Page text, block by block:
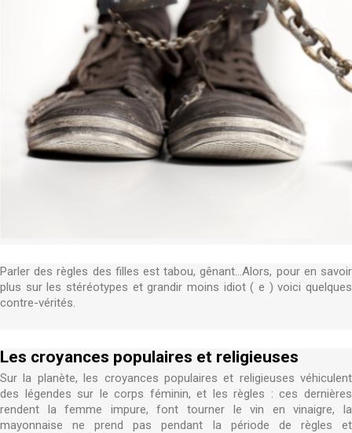
Parler des règles des filles est tabou, gênant...Alors, pour en savoir
plus sur les stéréotypes et grandir moins idiot ( e ) voici quelques
contre-vérités.
Les croyances populaires et religieuses
Sur la planète, les croyances populaires et religieuses véhiculent
des légendes sur le corps féminin, et les règles : ces dernières
rendent la femme impure, font tourner le vin en vinaigre, la
mayonnaise ne prend pas pendant la période de règles et